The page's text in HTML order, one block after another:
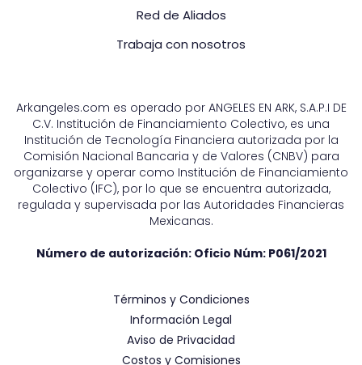
Red de Aliados
Trabaja con nosotros
Arkangeles.com es operado por ANGELES EN ARK, S.A.P.I DE
C.V. Institución de Financiamiento Colectivo, es una
Institución de Tecnología Financiera autorizada por la
Comisión Nacional Bancaria y de Valores (CNBV) para
organizarse y operar como Institución de Financiamiento
Colectivo (IFC), por lo que se encuentra autorizada,
regulada y supervisada por las Autoridades Financieras
Mexicanas.
Número de autorización: Oficio Núm: P061/2021
Términos y Condiciones
Información Legal
Aviso de Privacidad
Costos y Comisiones